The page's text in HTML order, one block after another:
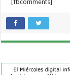
[fbcomments]